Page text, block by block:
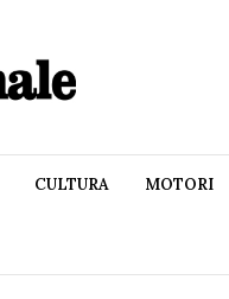
CULTURA MOTORI